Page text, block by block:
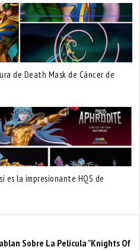
de Death Mask de Cáncer de
es la impresionante HQS de
Sobre La Película "Knights Of